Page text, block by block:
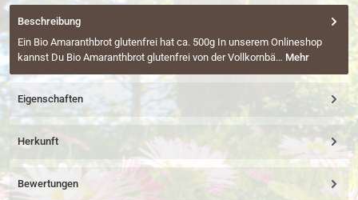
Beschreibung
Ein Bio Amaranthbrot glutenfrei hat ca. 500g In unserem Onlineshop
kannst Du Bio Amaranthbrot glutenfrei von der Vollkornbä… Mehr
Eigenschaften
Herkunft
Bewertungen